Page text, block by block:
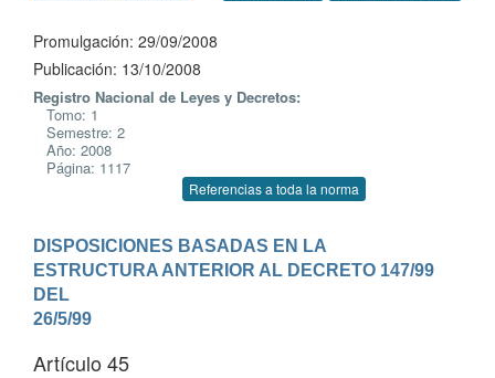
Promulgación: 29/09/2008
Publicación: 13/10/2008
Registro Nacional de Leyes y Decretos:
Tomo: 1
Semestre: 2
Año: 2008
Página: 1117
Referencias a toda la norma
DISPOSICIONES BASADAS EN LA
ESTRUCTURA ANTERIOR AL DECRETO 147/99
DEL
26/5/99
Artículo 45